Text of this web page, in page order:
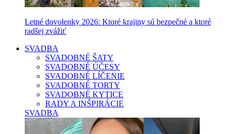
Letné dovolenky 2026: Ktoré krajiny sú bezpečné a ktoré
radšej zvážiť
SVADBA
SVADOBNÉ ŠATY
SVADOBNÉ ÚČESY
SVADOBNÉ LÍČENIE
SVADOBNÉ TORTY
SVADOBNÉ KYTICE
RADY A INŠPIRÁCIE
SVADBA